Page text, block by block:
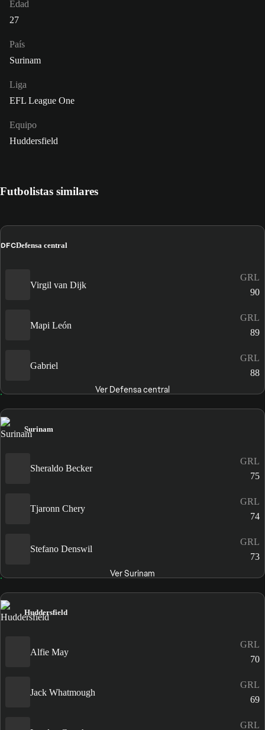
Edad
27
País
Surinam
Liga
EFL League One
Equipo
Huddersfield
Futbolistas similares
DFCDefensa central
Virgil van Dijk
GRL
90
Mapi León
GRL
89
Gabriel
GRL
88
Ver Defensa central
Surinam
Sheraldo Becker
GRL
75
Tjaronn Chery
GRL
74
Stefano Denswil
GRL
73
Ver Surinam
Huddersfield
Alfie May
GRL
70
Jack Whatmough
GRL
69
GRL